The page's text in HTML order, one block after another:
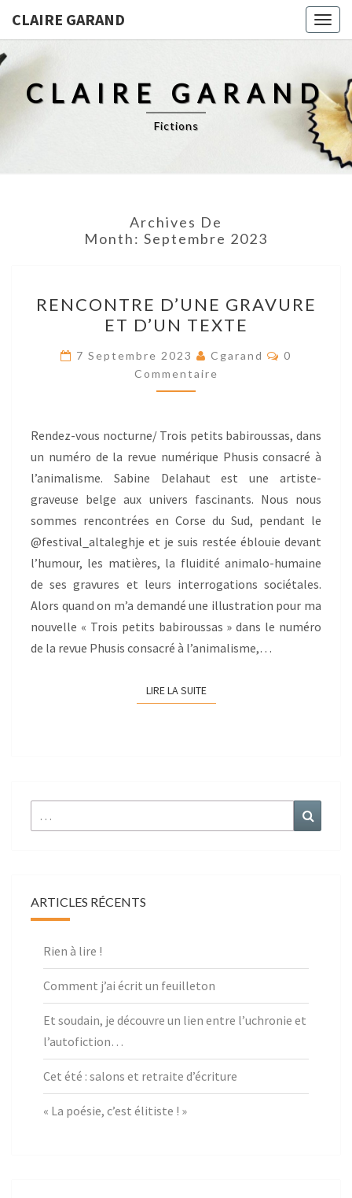
CLAIRE GARAND
CLAIRE GARAND
Fictions
Archives De
Month: Septembre 2023
D’UNE
GRAVURE
ET
D’UN
TEXTE
RENCONTRE D’UNE GRAVURE
ET D’UN TEXTE
7 Septembre 2023 Cgarand Res
0
Commentaire
Rendez-vous nocturne/ Trois petits babiroussas, dans
un numéro de la revue numérique Phusis consacré à
l’animalisme. Sabine Delahaut est une artiste-
graveuse belge aux univers fascinants. Nous nous
sommes rencontrées en Corse du Sud, pendant le
@festival_altaleghje et je suis restée éblouie devant
l’humour, les matières, la fluidité animalo-humaine
de ses gravures et leurs interrogations sociétales.
Alors quand on m’a demandé une illustration pour ma
nouvelle « Trois petits babiroussas » dans le numéro
de la revue Phusis consacré à l’animalisme,…
LIRE LA SUITELIRE LA SUITE
ARTICLES RÉCENTS
Rien à lire !
Comment j’ai écrit un feuilleton
Et soudain, je découvre un lien entre l’uchronie et
l’autofiction…
Cet été : salons et retraite d’écriture
« La poésie, c’est élitiste ! »